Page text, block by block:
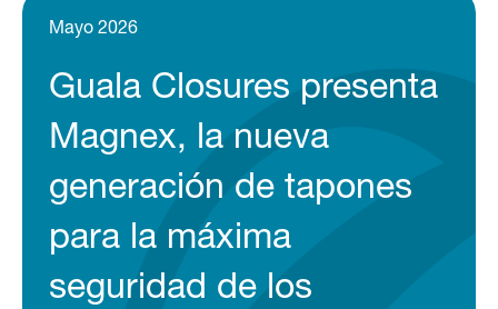
Mayo 2026
Guala Closures presenta
Magnex, la nueva
generación de tapones
para la máxima
seguridad de los